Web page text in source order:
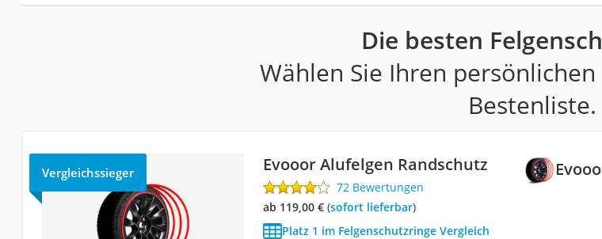
Die besten
Wählen Sie Ihren
Bestenliste.
Vergleichssieger Evooor Alufelgen Randschutz
72 Bewertungen
ab 119,00 €( Sofort lieferbar)
Platz 1 im Felgenschutzringe Vergleich